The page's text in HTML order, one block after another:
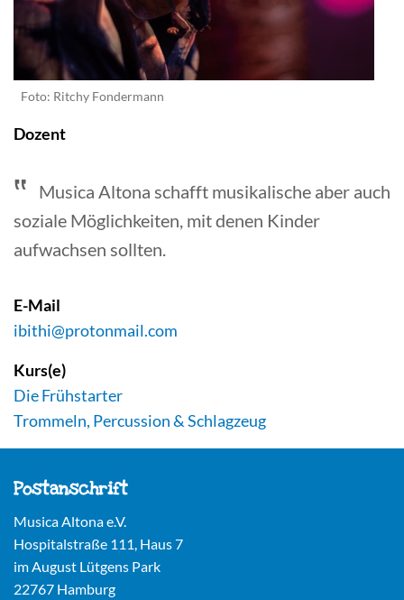
Foto: Ritchy Fondermann
Dozent
Musica Altona schafft musikalische aber auch
soziale Möglichkeiten, mit denen Kinder
aufwachsen sollten.
E-Mail
ibithi@protonmail.com
Kurs(e)
Die Frühstarter
Trommeln, Percussion & Schlagzeug
Postanschrift
Musica Altona e.V.
Hospitalstraße 111, Haus 7
im August Lütgens Park
22767 Hamburg